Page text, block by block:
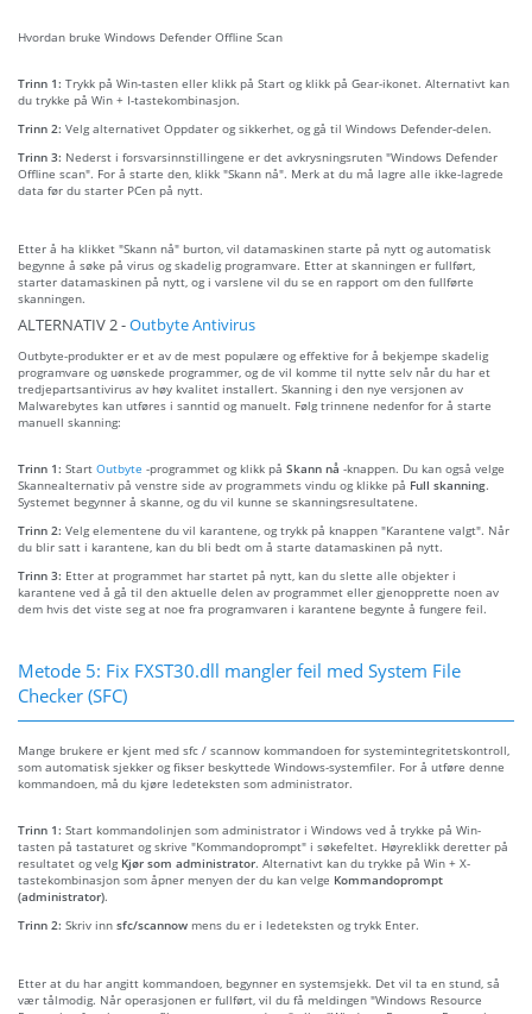
Hvordan bruke Windows Defender Offline Scan
Trinn 1: Trykk på Win-tasten eller klikk på Start og klikk på Gear-ikonet. Alternativt kan
du trykke på Win + I-tastekombinasjon.
Trinn 2: Velg alternativet Oppdater og sikkerhet, og gå til Windows Defender-delen.
Trinn 3: Nederst i forsvarsinnstillingene er det avkrysningsruten "Windows Defender
Offline scan". For å starte den, klikk "Skann nå". Merk at du må lagre alle ikke-lagrede
data før du starter PCen på nytt.
Etter å ha klikket "Skann nå" burton, vil datamaskinen starte på nytt og automatisk
begynne å søke på virus og skadelig programvare. Etter at skanningen er fullført,
starter datamaskinen på nytt, og i varslene vil du se en rapport om den fullførte
skanningen.
ALTERNATIV 2 -Outbyte Antivirus
Outbyte-produkter er et av de mest populære og effektive for å bekjempe skadelig
programvare og uønskede programmer, og de vil komme til nytte selv når du har et
tredjepartsantivirus av høy kvalitet installert. Skanning i den nye versjonen av
Malwarebytes kan utføres i sanntid og manuelt. Følg trinnene nedenfor for å starte
manuell skanning:
Trinn 1: Start Outbyte -programmet og klikk på Skann nå -knappen. Du kan også velge
Skannealternativ på venstre side av programmets vindu og klikke på Full skanning.
Systemet begynner å skanne, og du vil kunne se skanningsresultatene.
Trinn 2: Velg elementene du vil karantene, og trykk på knappen "Karantene valgt". Når
du blir satt i karantene, kan du bli bedt om å starte datamaskinen på nytt.
Trinn 3: Etter at programmet har startet på nytt, kan du slette alle objekter i
karantene ved å gå til den aktuelle delen av programmet eller gjenopprette noen av
dem hvis det viste seg at noe fra programvaren i karantene begynte å fungere feil.
Metode 5: Fix FXST30.dll mangler feil med System File
Checker (SFC)
Mange brukere er kjent med sfc / scannow kommandoen for systemintegritetskontroll,
som automatisk sjekker og fikser beskyttede Windows-systemfiler. For å utføre denne
kommandoen, må du kjøre ledeteksten som administrator.
Trinn 1: Start kommandolinjen som administrator i Windows ved å trykke på Win-
tasten på tastaturet og skrive "Kommandoprompt" i søkefeltet. Høyreklikk deretter på
resultatet og velg Kjør som administrator. Alternativt kan du trykke på Win + X-
tastekombinasjon som åpner menyen der du kan velge Kommandoprompt
(administrator).
Trinn 2: Skriv inn sfc/scannow mens du er i ledeteksten og trykk Enter.
Etter at du har angitt kommandoen, begynner en systemsjekk. Det vil ta en stund, så
vær tålmodig. Når operasjonen er fullført, vil du få meldingen "Windows Resource